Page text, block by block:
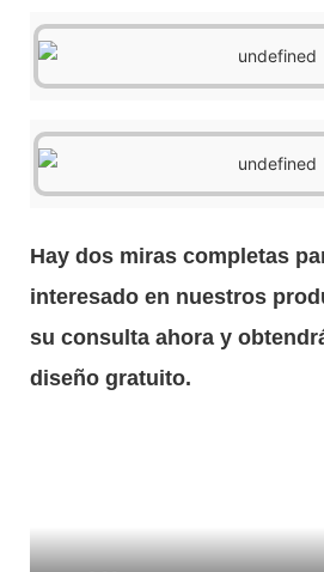
Hay dos miras completas
interesado en nuestros
su consulta ahora y
diseño gratuito.